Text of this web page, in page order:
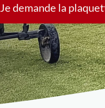
Je demande la